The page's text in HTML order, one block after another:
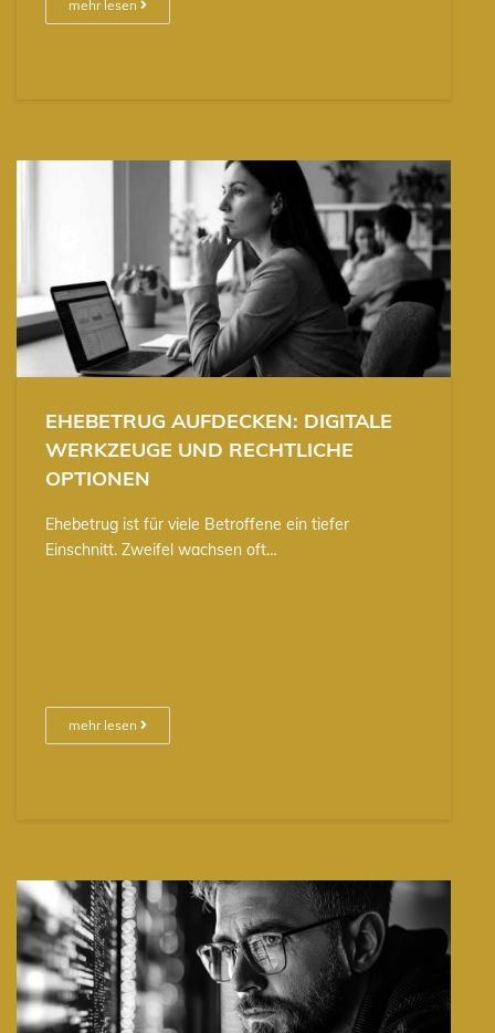
mehr lesen
EHEBETRUG AUFDECKEN: DIGITALE
WERKZEUGE UND RECHTLICHE
OPTIONEN
Ehebetrug ist für viele Betroffene ein tiefer
Einschnitt. Zweifel wachsen oft…
mehr lesen